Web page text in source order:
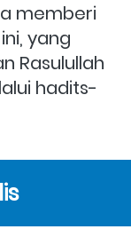
memberi
yang
Rasulullah
hadits-